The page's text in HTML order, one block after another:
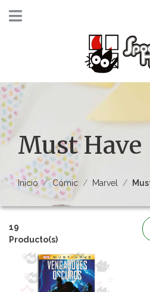
Must Have
Inicio Cómic Marvel
19
Producto(s)